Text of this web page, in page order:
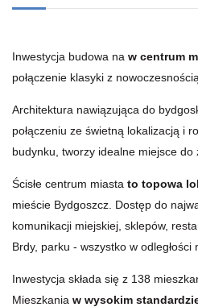
Inwestycja budowa na w centrum
połączenie klasyki z
Architektura nawiązująca do
połączeniu ze świetną lokalizacją i
budynku, tworzy idealne miejsce do
Ścisłe centrum miasta to topowa
mieście Bydgoszcz. Dostęp do
komunikacji miejskiej, sklepów,
Brdy, parku - wszystko w odległości
Inwestycja składa się z 138
Mieszkania w wysokim